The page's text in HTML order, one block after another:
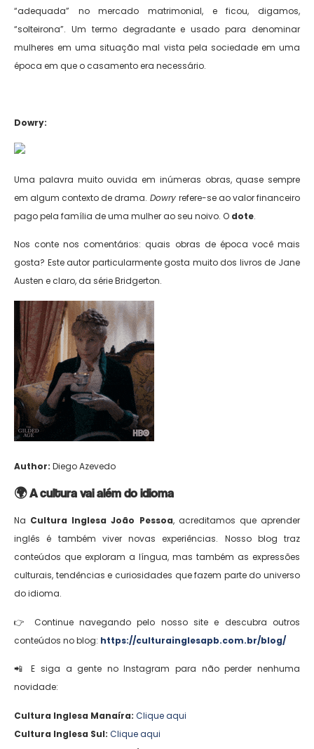
“adequada” no mercado matrimonial, e ficou, digamos,
“solteirona”. Um termo degradante e usado para denominar
mulheres em uma situação mal vista pela sociedade em uma
época em que o casamento era necessário.
Dowry:
Uma palavra muito ouvida em inúmeras obras, quase sempre
em algum contexto de drama. Dowry refere-se ao valor financeiro
pago pela família de uma mulher ao seu noivo. O dote.
Nos conte nos comentários: quais obras de época você mais
gosta? Este autor particularmente gosta muito dos livros de Jane
Austen e claro, da série Bridgerton.
Author: Diego Azevedo
🌍 A cultura vai além do idioma
Na Cultura Inglesa João Pessoa, acreditamos que aprender
inglês é também viver novas experiências. Nosso blog traz
conteúdos que exploram a língua, mas também as expressões
culturais, tendências e curiosidades que fazem parte do universo
do idioma.
👉 Continue navegando pelo nosso site e descubra outros
conteúdos no blog: https://culturainglesapb.com.br/blog/
📲 E siga a gente no Instagram para não perder nenhuma
novidade:
Cultura Inglesa Manaíra: Clique aqui
Cultura Inglesa Sul: Clique aqui